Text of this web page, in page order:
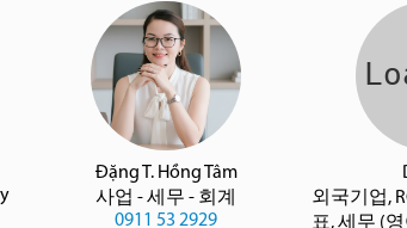
Đặng T. Hồng Tâm
사업 - 세무 - 회계
0911 53 2929
외국기업,
표, 세무 (